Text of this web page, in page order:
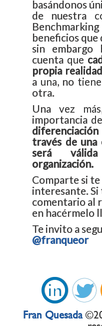
basándonos
de nuestra
beneficios
sin
cuenta que
propia realidad
a una, no
otra.
Una vez
importancia de
través de una
será
organización.
Comparte si
interesante. Si
comentario al
en hacérmelo
Te invito a
@franqueor
id
Fran Quesada